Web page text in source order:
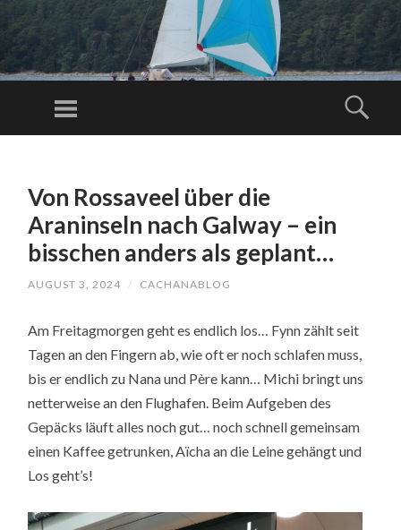
C
A
BL
O
G.
C
O
Just another
Menu
CONTENT
Von Rossaveel über die
Araninseln nach Galway – ein
bisschen anders als geplant…
AUGUST 3, 2024 / CACHANABLOG
Am Freitagmorgen geht es endlich los… Fynn zählt seit
Tagen an den Fingern ab, wie oft er noch schlafen muss,
bis er endlich zu Nana und Père kann… Michi bringt uns
netterweise an den Flughafen. Beim Aufgeben des
Gepäcks läuft alles noch gut… noch schnell gemeinsam
einen Kaffee getrunken, Aïcha an die Leine gehängt und
Los geht’s!